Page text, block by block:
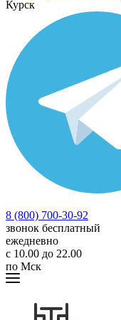
Курск
8 (800) 700-30-92
звонок бесплатный
ежедневно
с 10.00 до 22.00
по Мск